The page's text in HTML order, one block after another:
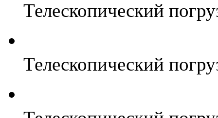
Телескопический
Телескопический